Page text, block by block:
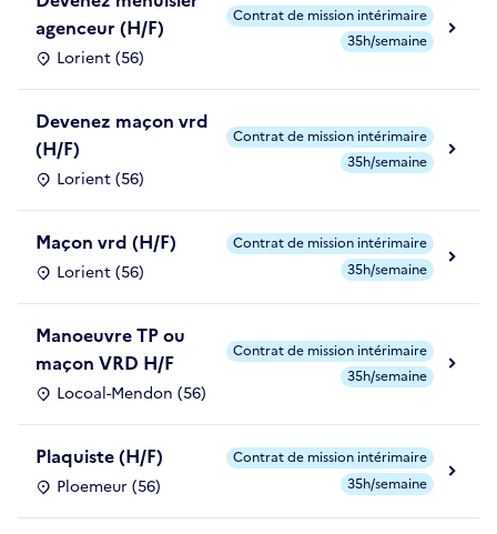
agenceur (H/F)
Lorient (56)
Contrat de mission intérimaire
35h/semaine
Devenez maçon vrd
(H/F)
Lorient (56)
Contrat de mission intérimaire
35h/semaine
Maçon vrd (H/F)
Lorient (56)
Contrat de mission intérimaire
35h/semaine
Manoeuvre TP ou
maçon VRD H/F
Locoal-Mendon (56)
Contrat de mission intérimaire
35h/semaine
Plaquiste (H/F)
Ploemeur (56)
Contrat de mission intérimaire
35h/semaine